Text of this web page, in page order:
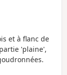
et à flanc de
'plaine',